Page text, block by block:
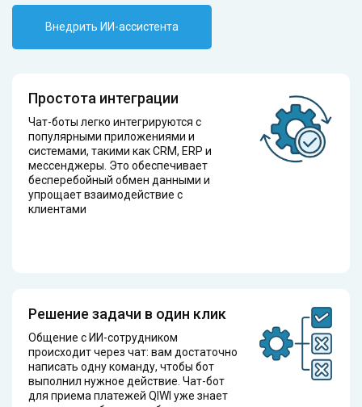
Внедрить ИИ-ассистента
Простота интеграции
Чат-боты легко интегрируются с
популярными приложениями и
системами, такими как CRM, ERP и
мессенджеры. Это обеспечивает
бесперебойный обмен данными и
упрощает взаимодействие с
клиентами
Решение задачи в один клик
Общение с ИИ-сотрудником
происходит через чат: вам достаточно
написать одну команду, чтобы бот
выполнил нужное действие. Чат-бот
для приема платежей QIWI уже знает